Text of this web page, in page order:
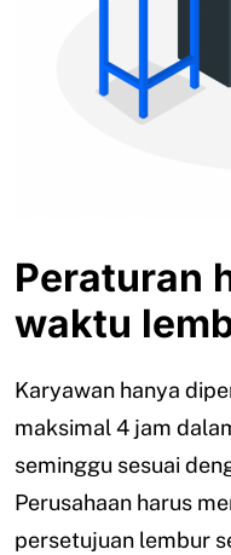
Peraturan
waktu
Karyawan hanya
maksimal 4 jam
seminggu sesuai
Perusahaan harus
persetujuan lembur